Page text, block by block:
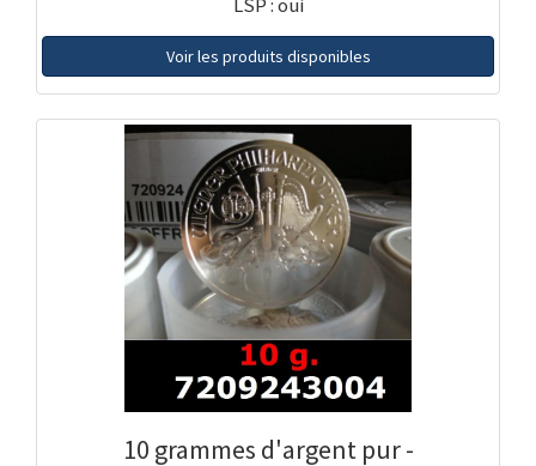
Voir les produits disponibles
10 grammes d'argent pur -